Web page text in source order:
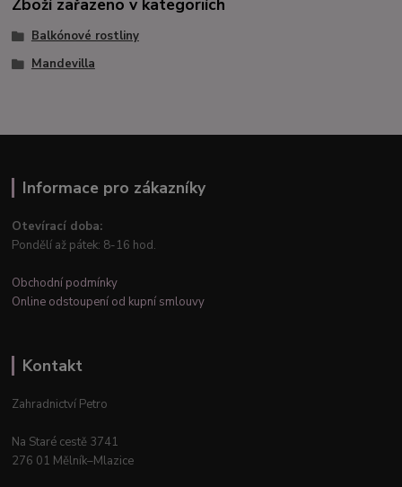
Balkónové rostliny
Mandevilla
Informace pro zákazníky
Otevírací doba:
Pondělí až pátek: 8-16 hod.
Obchodní podmínky
Online odstoupení od kupní smlouvy
Kontakt
Zahradnictví Petro
Na Staré cestě 3741
276 01 Mělník–Mlazice